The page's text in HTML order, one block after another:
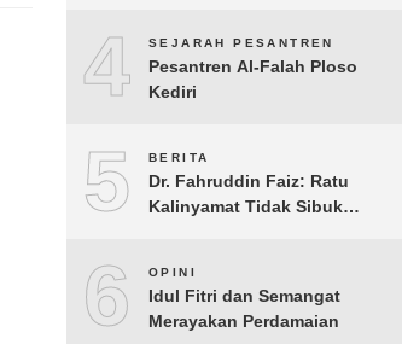
4 SEJARAH PESANTREN
Pesantren Al-Falah Ploso
Kediri
5 BERITA
Dr. Fahruddin Faiz: Ratu
Kalinyamat Tidak Sibuk
Perekonomian Rakyatnya
6 OPINI
Idul Fitri dan Semangat
Merayakan Perdamaian